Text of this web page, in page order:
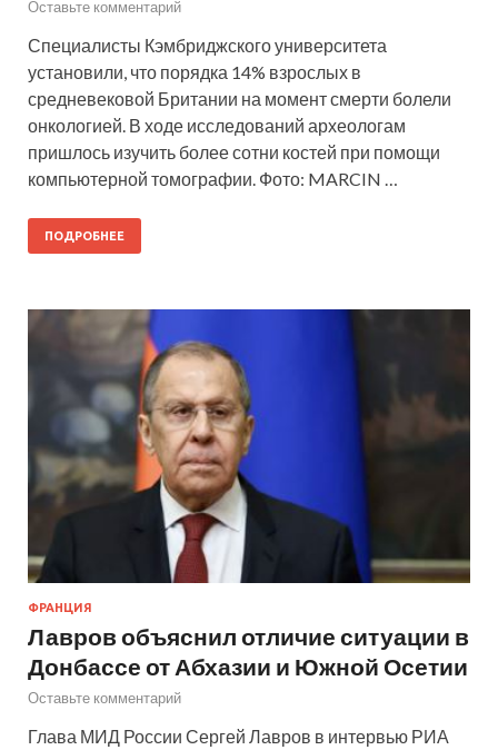
Оставьте комментарий
Специалисты Кэмбриджского университета
установили, что порядка 14% взрослых в
средневековой Британии на момент смерти болели
онкологией. В ходе исследований археологам
пришлось изучить более сотни костей при помощи
компьютерной томографии. Фото: MARCIN …
ПОДРОБНЕЕ
ФРАНЦИЯ
Лавров объяснил отличие ситуации в
Донбассе от Абхазии и Южной Осетии
Оставьте комментарий
Глава МИД России Сергей Лавров в интервью РИА